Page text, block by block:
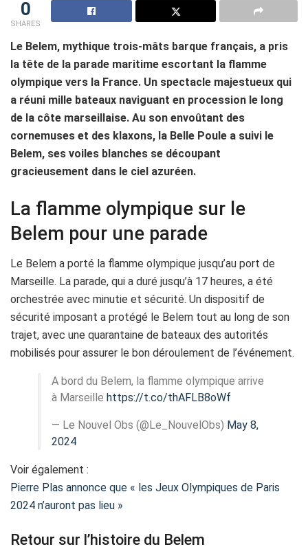
0
SHARES
Le Belem, mythique trois-mâts barque français, a pris
la tête de la parade maritime escortant la flamme
olympique vers la France. Un spectacle majestueux qui
a réuni mille bateaux naviguant en procession le long
de la côte marseillaise. Au son envoûtant des
cornemuses et des klaxons, la Belle Poule a suivi le
Belem, ses voiles blanches se découpant
gracieusement dans le ciel azuréen.
La flamme olympique sur le
Belem pour une parade
Le Belem a porté la flamme olympique jusqu’au port de
Marseille. La parade, qui a duré jusqu’à 17 heures, a été
orchestrée avec minutie et sécurité. Un dispositif de
sécurité imposant a protégé le Belem tout au long de son
trajet, avec une quarantaine de bateaux des autorités
mobilisés pour assurer le bon déroulement de l’événement.
A bord du Belem, la flamme olympique arrive
à Marseille https://t.co/thAFLB8oWf
— Le Nouvel Obs (@Le_NouvelObs) May 8,
2024
Voir également :
Pierre Plas annonce que « les Jeux Olympiques de Paris
2024 n’auront pas lieu »
Retour sur l’histoire du Belem